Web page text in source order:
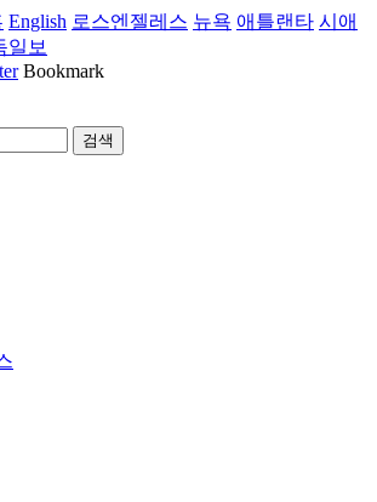
English 로스엔젤레스 뉴욕 애틀랜타 시애
일보
Bookmark